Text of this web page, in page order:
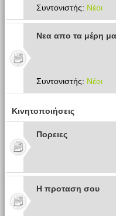
Συντονιστής: Νέοι
Νεα απο τα μέρη
Συντονιστής: Νέοι
Κινητοποιήσεις
Πoρειες
Η προταση σου